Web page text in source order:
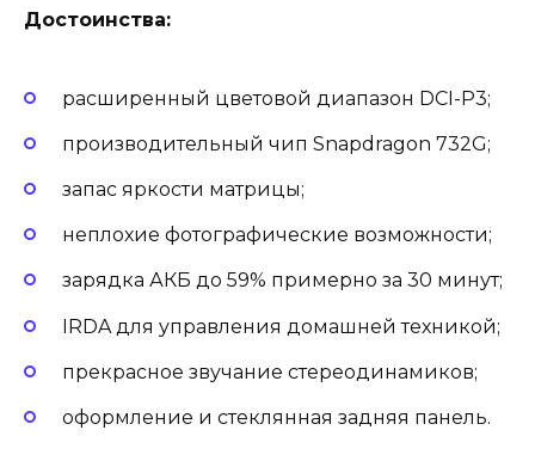
Достоинства:
расширенный цветовой диапазон DCI-P3;
производительный чип Snapdragon 732G;
запас яркости матрицы;
неплохие фотографические возможности;
зарядка АКБ до 59% примерно за 30 минут;
IRDA для управления домашней техникой;
прекрасное звучание стереодинамиков;
оформление и стеклянная задняя панель.